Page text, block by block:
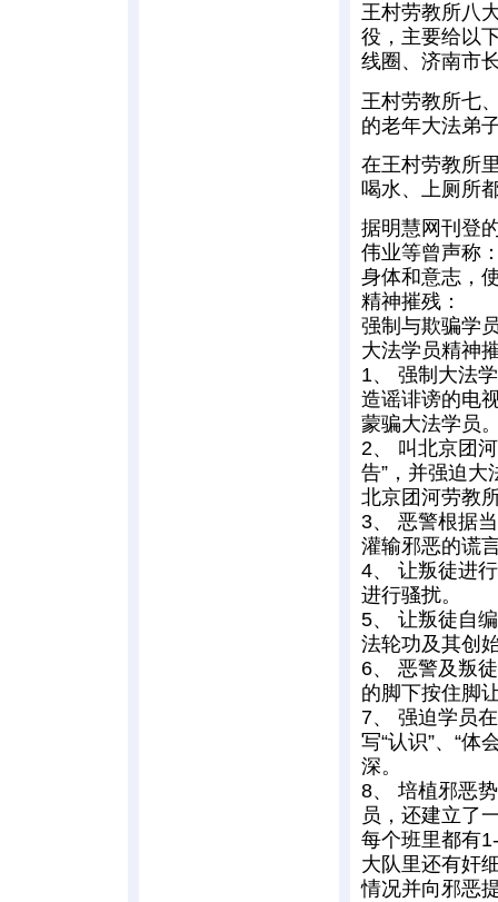
王村劳教所八
役，主要给以
线圈、济南市
王村劳教所七
的老年大法弟
在王村劳教所
喝水、上厕所
据明慧网刊登
伟业等曾声称
身体和意志，
精神摧残：
强制与欺骗学
大法学员精神
1、 强制大法
造谣诽谤的电
蒙骗大法学员
2、 叫北京团
告”，并强迫
北京团河劳教
3、 恶警根据
灌输邪恶的谎
4、 让叛徒进
进行骚扰。
5、 让叛徒自
法轮功及其创
6、 恶警及叛
的脚下按住脚
7、 强迫学员
写“认识”、“体
深。
8、 培植邪恶
员，还建立了
每个班里都有
大队里还有奸
情况并向邪恶